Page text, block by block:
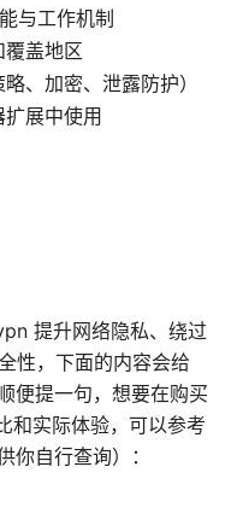
与工作机制
盖地区
、加密、泄露防护）
展中使用
提升网络隐私、绕过
性，下面的内容会给
便提一句，想要在购买
和实际体验，可以参考
你自行查询）：